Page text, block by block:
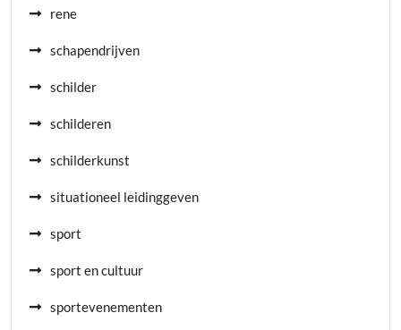
rene
schapendrijven
schilder
schilderen
schilderkunst
situationeel leidinggeven
sport
sport en cultuur
sportevenementen